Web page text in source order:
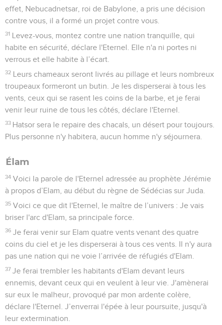
effet, Nebucadnetsar, roi de Babylone, a pris une décision
contre vous, il a formé un projet contre vous.
31 Levez-vous, montez contre une nation tranquille, qui
habite en sécurité, déclare l'Eternel. Elle n'a ni portes ni
verrous et elle habite à l’écart.
32 Leurs chameaux seront livrés au pillage et leurs nombreux
troupeaux formeront un butin. Je les disperserai à tous les
vents, ceux qui se rasent les coins de la barbe, et je ferai
venir leur ruine de tous les côtés, déclare l'Eternel.
33 Hatsor sera le repaire des chacals, un désert pour toujours.
Plus personne n'y habitera, aucun homme n'y séjournera.
Élam
34 Voici la parole de l'Eternel adressée au prophète Jérémie
à propos d’Elam, au début du règne de Sédécias sur Juda.
35 Voici ce que dit l'Eternel, le maître de l’univers : Je vais
briser l'arc d'Elam, sa principale force.
36 Je ferai venir sur Elam quatre vents venant des quatre
coins du ciel et je les disperserai à tous ces vents. Il n'y aura
pas une nation qui ne voie l’arrivée de réfugiés d'Elam.
37 Je ferai trembler les habitants d'Elam devant leurs
ennemis, devant ceux qui en veulent à leur vie. J'amènerai
sur eux le malheur, provoqué par mon ardente colère,
déclare l'Eternel. J’enverrai l'épée à leur poursuite, jusqu'à
leur extermination.